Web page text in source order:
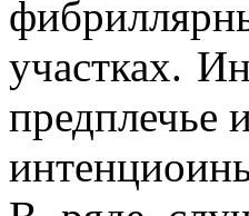
участках.
предплечье